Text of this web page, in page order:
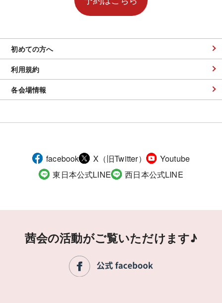
初めての方へ
利用規約
各会場情報
facebook X（旧Twitter）
Youtube
東日本公式LINE
西日本公式LINE
茜会の活動がご覧いただけます♪